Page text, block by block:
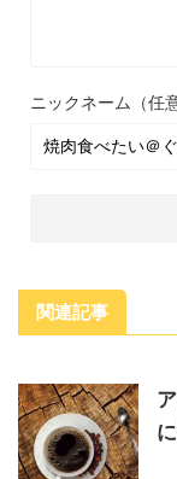
ニックネーム（任意
関連記事